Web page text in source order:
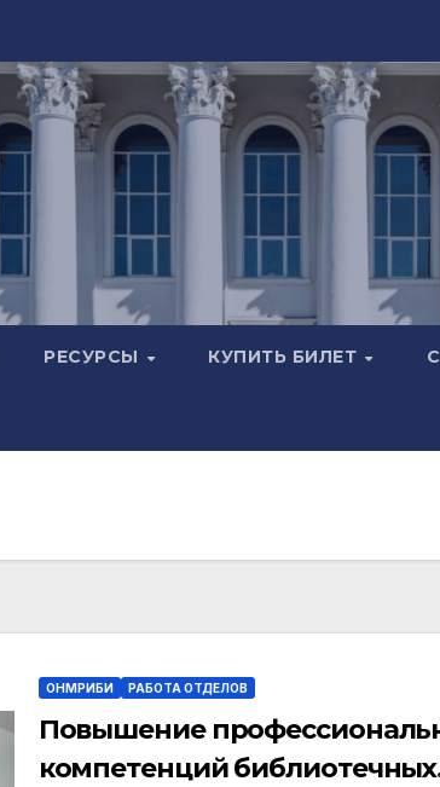
РЕСУРСЫ КУПИТЬ БИЛЕТ
ОНМРИБИ РАБОТА ОТДЕЛОВ
Повышение
компетенций библиотечных